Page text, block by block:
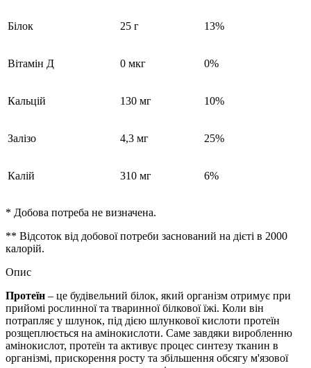
Білок 25 г 13%
Вітамін Д 0 мкг 0%
Кальцій 130 мг 10%
Залізо 4,3 мг 25%
Калій 310 мг 6%
* Добова потреба не визначена.
** Відсоток від добової потреби заснований на дієті в 2000
калорій.
Опис
Протеїн – це будівельний білок, який організм отримує при
прийомі рослинної та тваринної білкової їжі. Коли він
потрапляє у шлунок, під дією шлункової кислоти протеїн
розщеплюється на амінокислоти. Саме завдяки виробленню
амінокислот, протеїн та активує процес синтезу тканин в
організмі, прискорення росту та збільшення обсягу м'язової